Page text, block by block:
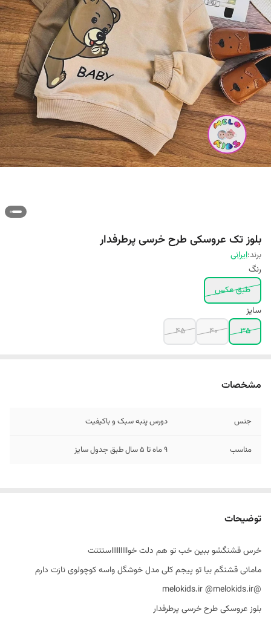
بلوز تک عروسکی طرح خرسی پرطرفدار
برند:ایرانی
رنگ
طبق عکس
سایز
35
40
45
مشخصات
جنس دورس پنبه سبک و باکیفیت
مناسب 9 ماه تا ۵ سال طبق جدول سایز
توضیحات
خرس قشنگشو ببین خب تو هم دلت خواااااااااستتتت
مامانی قشنگم بیا تو پیجم کلی مدل خوشگل واسه کوچولوی نازت دارم
@melokids.ir @melokids.ir
بلوز عروسکی طرح خرسی پرطرفدار